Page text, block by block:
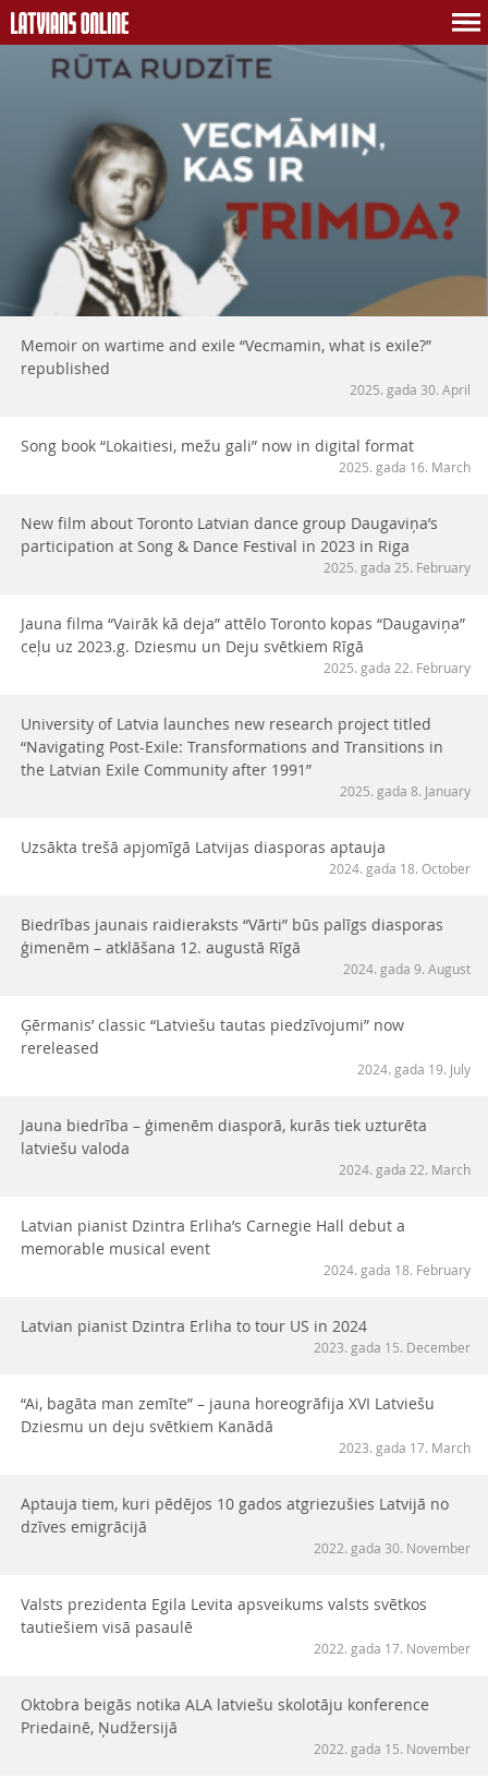
Memoir on wartime and exile “Vecmamin, what is exile?”
republished
2025. gada 30. April
Song book “Lokaitiesi, mežu gali” now in digital format
2025. gada 16. March
New film about Toronto Latvian dance group Daugaviņa’s
participation at Song & Dance Festival in 2023 in Riga
2025. gada 25. February
Jauna filma “Vairāk kā deja” attēlo Toronto kopas “Daugaviņa”
ceļu uz 2023.g. Dziesmu un Deju svētkiem Rīgā
2025. gada 22. February
University of Latvia launches new research project titled
“Navigating Post-Exile: Transformations and Transitions in
the Latvian Exile Community after 1991”
2025. gada 8. January
Uzsākta trešā apjomīgā Latvijas diasporas aptauja
2024. gada 18. October
Biedrības jaunais raidieraksts “Vārti” būs palīgs diasporas
ģimenēm – atklāšana 12. augustā Rīgā
2024. gada 9. August
Ģērmanis’ classic “Latviešu tautas piedzīvojumi” now
rereleased
2024. gada 19. July
Jauna biedrība – ģimenēm diasporā, kurās tiek uzturēta
latviešu valoda
2024. gada 22. March
Latvian pianist Dzintra Erliha’s Carnegie Hall debut a
memorable musical event
2024. gada 18. February
Latvian pianist Dzintra Erliha to tour US in 2024
2023. gada 15. December
“Ai, bagāta man zemīte” – jauna horeogrāfija XVI Latviešu
Dziesmu un deju svētkiem Kanādā
2023. gada 17. March
Aptauja tiem, kuri pēdējos 10 gados atgriezušies Latvijā no
dzīves emigrācijā
2022. gada 30. November
Valsts prezidenta Egila Levita apsveikums valsts svētkos
tautiešiem visā pasaulē
2022. gada 17. November
Oktobra beigās notika ALA latviešu skolotāju konference
Priedainē, Ņudžersijā
2022. gada 15. November